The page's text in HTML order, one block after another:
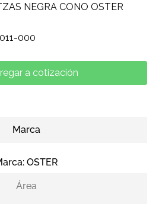
NEGRA CONO OSTER
000
a cotización
Marca
OSTER
Área